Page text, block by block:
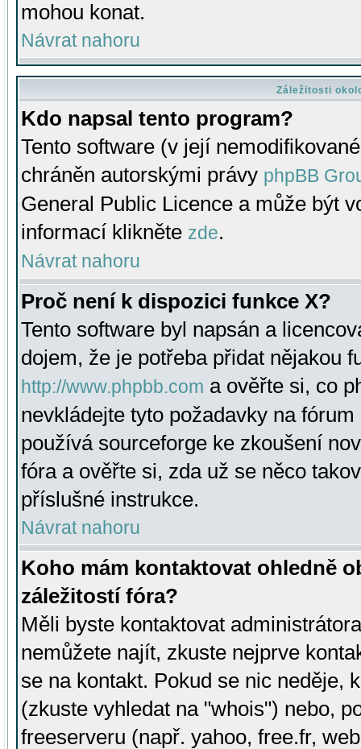
mohou konat.
Návrat nahoru
Záležitosti
Kdo napsal tento program?
Tento software (v její
chráněn autorskými právy phpBB
General Public Licence a může být
informací klikněte zde.
Návrat nahoru
Proč není k dispozici funkce X?
Tento software byl napsán a
dojem, že je potřeba přidat nějakou
http://www.phpbb.com a ověřte si, co
nevkládejte tyto požadavky na
používá sourceforge ke zkoušení
fóra a ověřte si, zda už se něco
příslušné instrukce.
Návrat nahoru
Koho mám kontaktovat ohledně
záležitostí fóra?
Měli byste kontaktovat
nemůžete najít, zkuste nejprve
se na kontakt. Pokud se nic neděje,
(zkuste vyhledat na "whois") nebo,
freeserveru (např. yahoo, free.fr,